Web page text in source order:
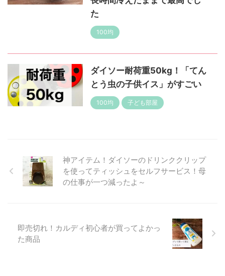
た
100均
ダイソー耐荷重50kg！「てん
とう虫の子供イス」がすごい
100均 子ども部屋
神アイテム！ダイソーのドリンククリップ
を使ってティッシュをセルフサービス！母
の仕事が一つ減ったよ～
即売切れ！カルディ初心者が買ってよかっ
た商品